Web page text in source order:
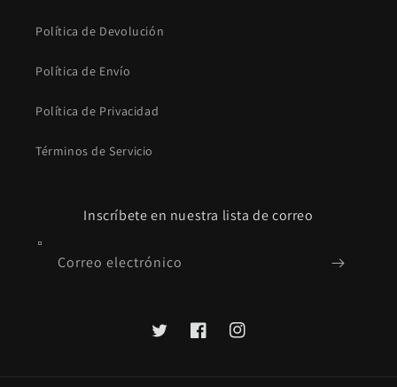
Política de Devolución
Política de Envío
Política de Privacidad
Términos de Servicio
Inscríbete en nuestra lista de correo
Correo electrónico
TwitterFacebookInstagram